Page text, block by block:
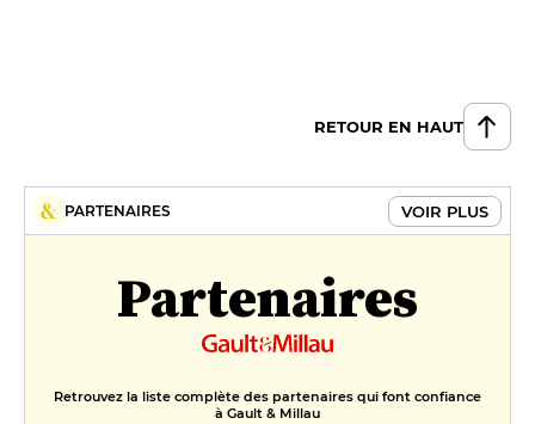
RETOUR EN HAUT
PARTENAIRES VOIR PLUS
Partenaires
Retrouvez la liste complète des partenaires qui font confiance
à Gault & Millau